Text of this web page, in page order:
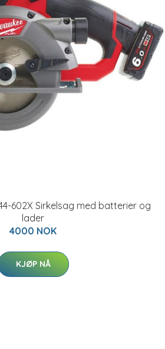
602X Sirkelsag med batterier og
lader
4000 NOK
KJØP NÅ